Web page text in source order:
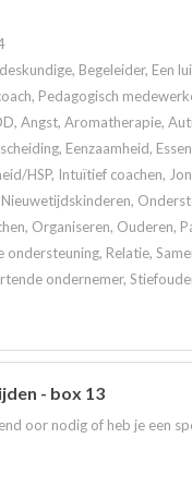
Begeleider, Een
Pedagogisch
Angst, Aromatherapie,
Eenzaamheid,
HSP, Intuïtief coachen,
Organiseren, Ouderen,
ondersteuning, Relatie,
ondernemer,
- box 13
oor nodig of heb je een